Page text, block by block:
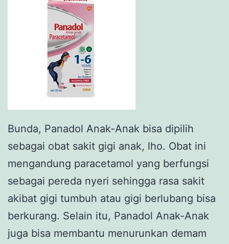
Bunda, Panadol Anak-Anak bisa dipilih
sebagai obat sakit gigi anak, lho. Obat ini
mengandung paracetamol yang berfungsi
sebagai pereda nyeri sehingga rasa sakit
akibat gigi tumbuh atau gigi berlubang bisa
berkurang. Selain itu, Panadol Anak-Anak
juga bisa membantu menurunkan demam